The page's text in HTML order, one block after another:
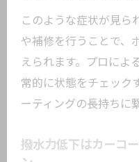
このような症状が見ら
や補修を行うことで、
えられます。プロによ
常的に状態をチェック
ーティングの長持ちに
撥水力低下はカーコ